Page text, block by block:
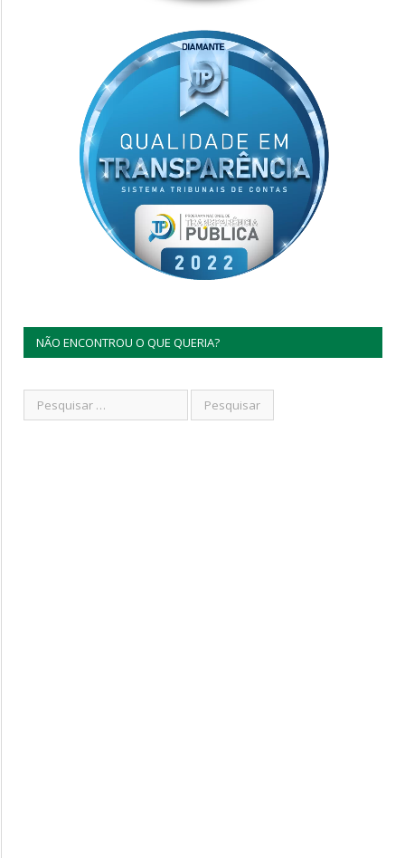
NÃO ENCONTROU O QUE QUERIA?